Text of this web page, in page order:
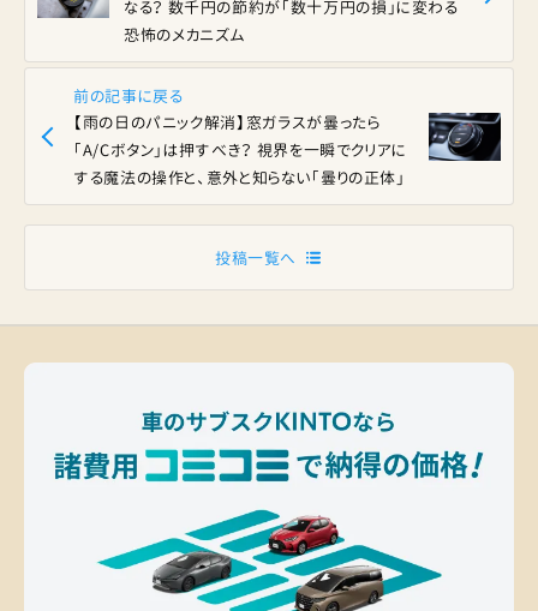
前の記事に戻る
【雨の日のパニック解消】窓ガラスが曇ったら
「A/Cボタン」は押すべき？ 視界を一瞬でクリアに
する魔法の操作と、意外と知らない「曇りの正体」
なる？ 数千円の節約が「数十万円の損」に変わる
恐怖のメカニズム
投稿一覧へ